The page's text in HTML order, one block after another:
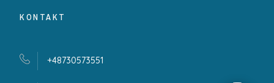
KONTAKT
+48730573551